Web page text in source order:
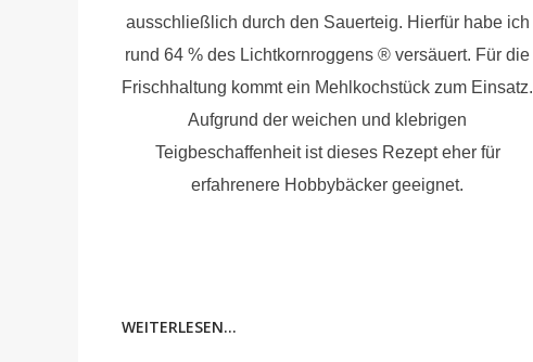
ausschließlich durch den Sauerteig. Hierfür habe ich
rund 64 % des Lichtkornroggens ® versäuert. Für die
Frischhaltung kommt ein Mehlkochstück zum Einsatz.
Aufgrund der weichen und klebrigen
Teigbeschaffenheit ist dieses Rezept eher für
erfahrenere Hobbybäcker geeignet.
WEITERLESEN...